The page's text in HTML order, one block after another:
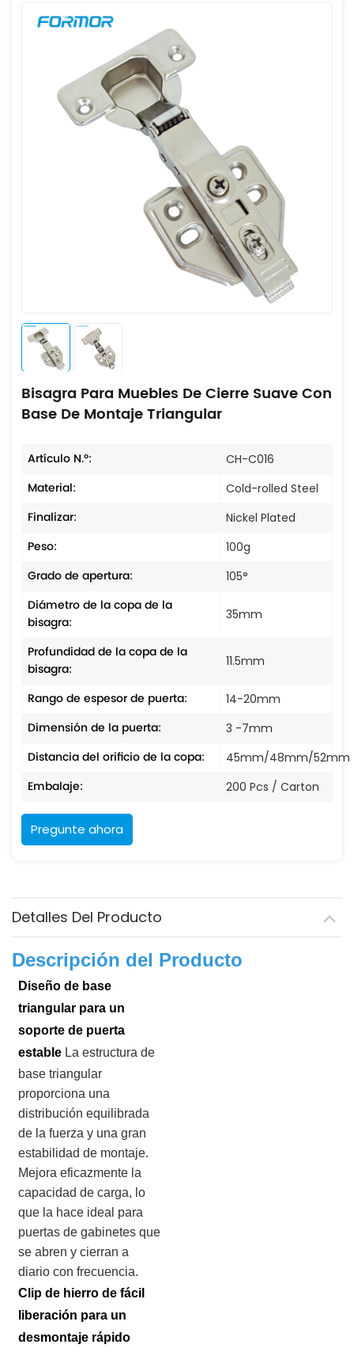
Bisagra Para Muebles De Cierre Suave Con
Base De Montaje Triangular
Artículo N.º: CH-C016
Material: Cold-rolled Steel
Finalizar: Nickel Plated
Peso: 100g
Grado de apertura: 105°
Diámetro de la copa de la
bisagra:
35mm
Profundidad de la copa de la
bisagra:
11.5mm
Rango de espesor de puerta: 14-20mm
Dimensión de la puerta: 3 -7mm
Distancia del orificio de la copa: 45mm/48mm/52mm
Embalaje: 200 Pcs / Carton
Pregunte ahora
Detalles Del Producto
Descripción del Producto
Diseño de base
triangular para un
soporte de puerta
estable La estructura de
base triangular
proporciona una
distribución equilibrada
de la fuerza y una gran
estabilidad de montaje.
Mejora eficazmente la
capacidad de carga, lo
que la hace ideal para
puertas de gabinetes que
se abren y cierran a
diario con frecuencia.
Clip de hierro de fácil
liberación para un
desmontaje rápido